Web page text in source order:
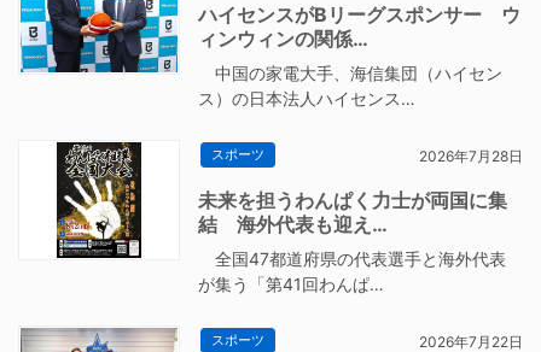
ハイセンスがBリーグスポンサー ウ
ィンウィンの関係…
中国の家電大手、海信集団（ハイセン
ス）の日本法人ハイセンス…
スポーツ 2026年7月28日
未来を担うわんぱく力士が両国に集
結 海外代表も迎え…
全国47都道府県の代表選手と海外代表
が集う「第41回わんぱ…
スポーツ 2026年7月22日